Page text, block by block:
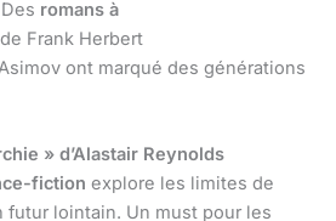
romans à
Frank Herbert
ont marqué des générations
» d’Alastair Reynolds
fiction explore les limites de
futur lointain. Un must pour les